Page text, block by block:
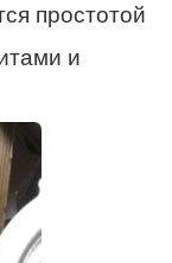
простотой
и